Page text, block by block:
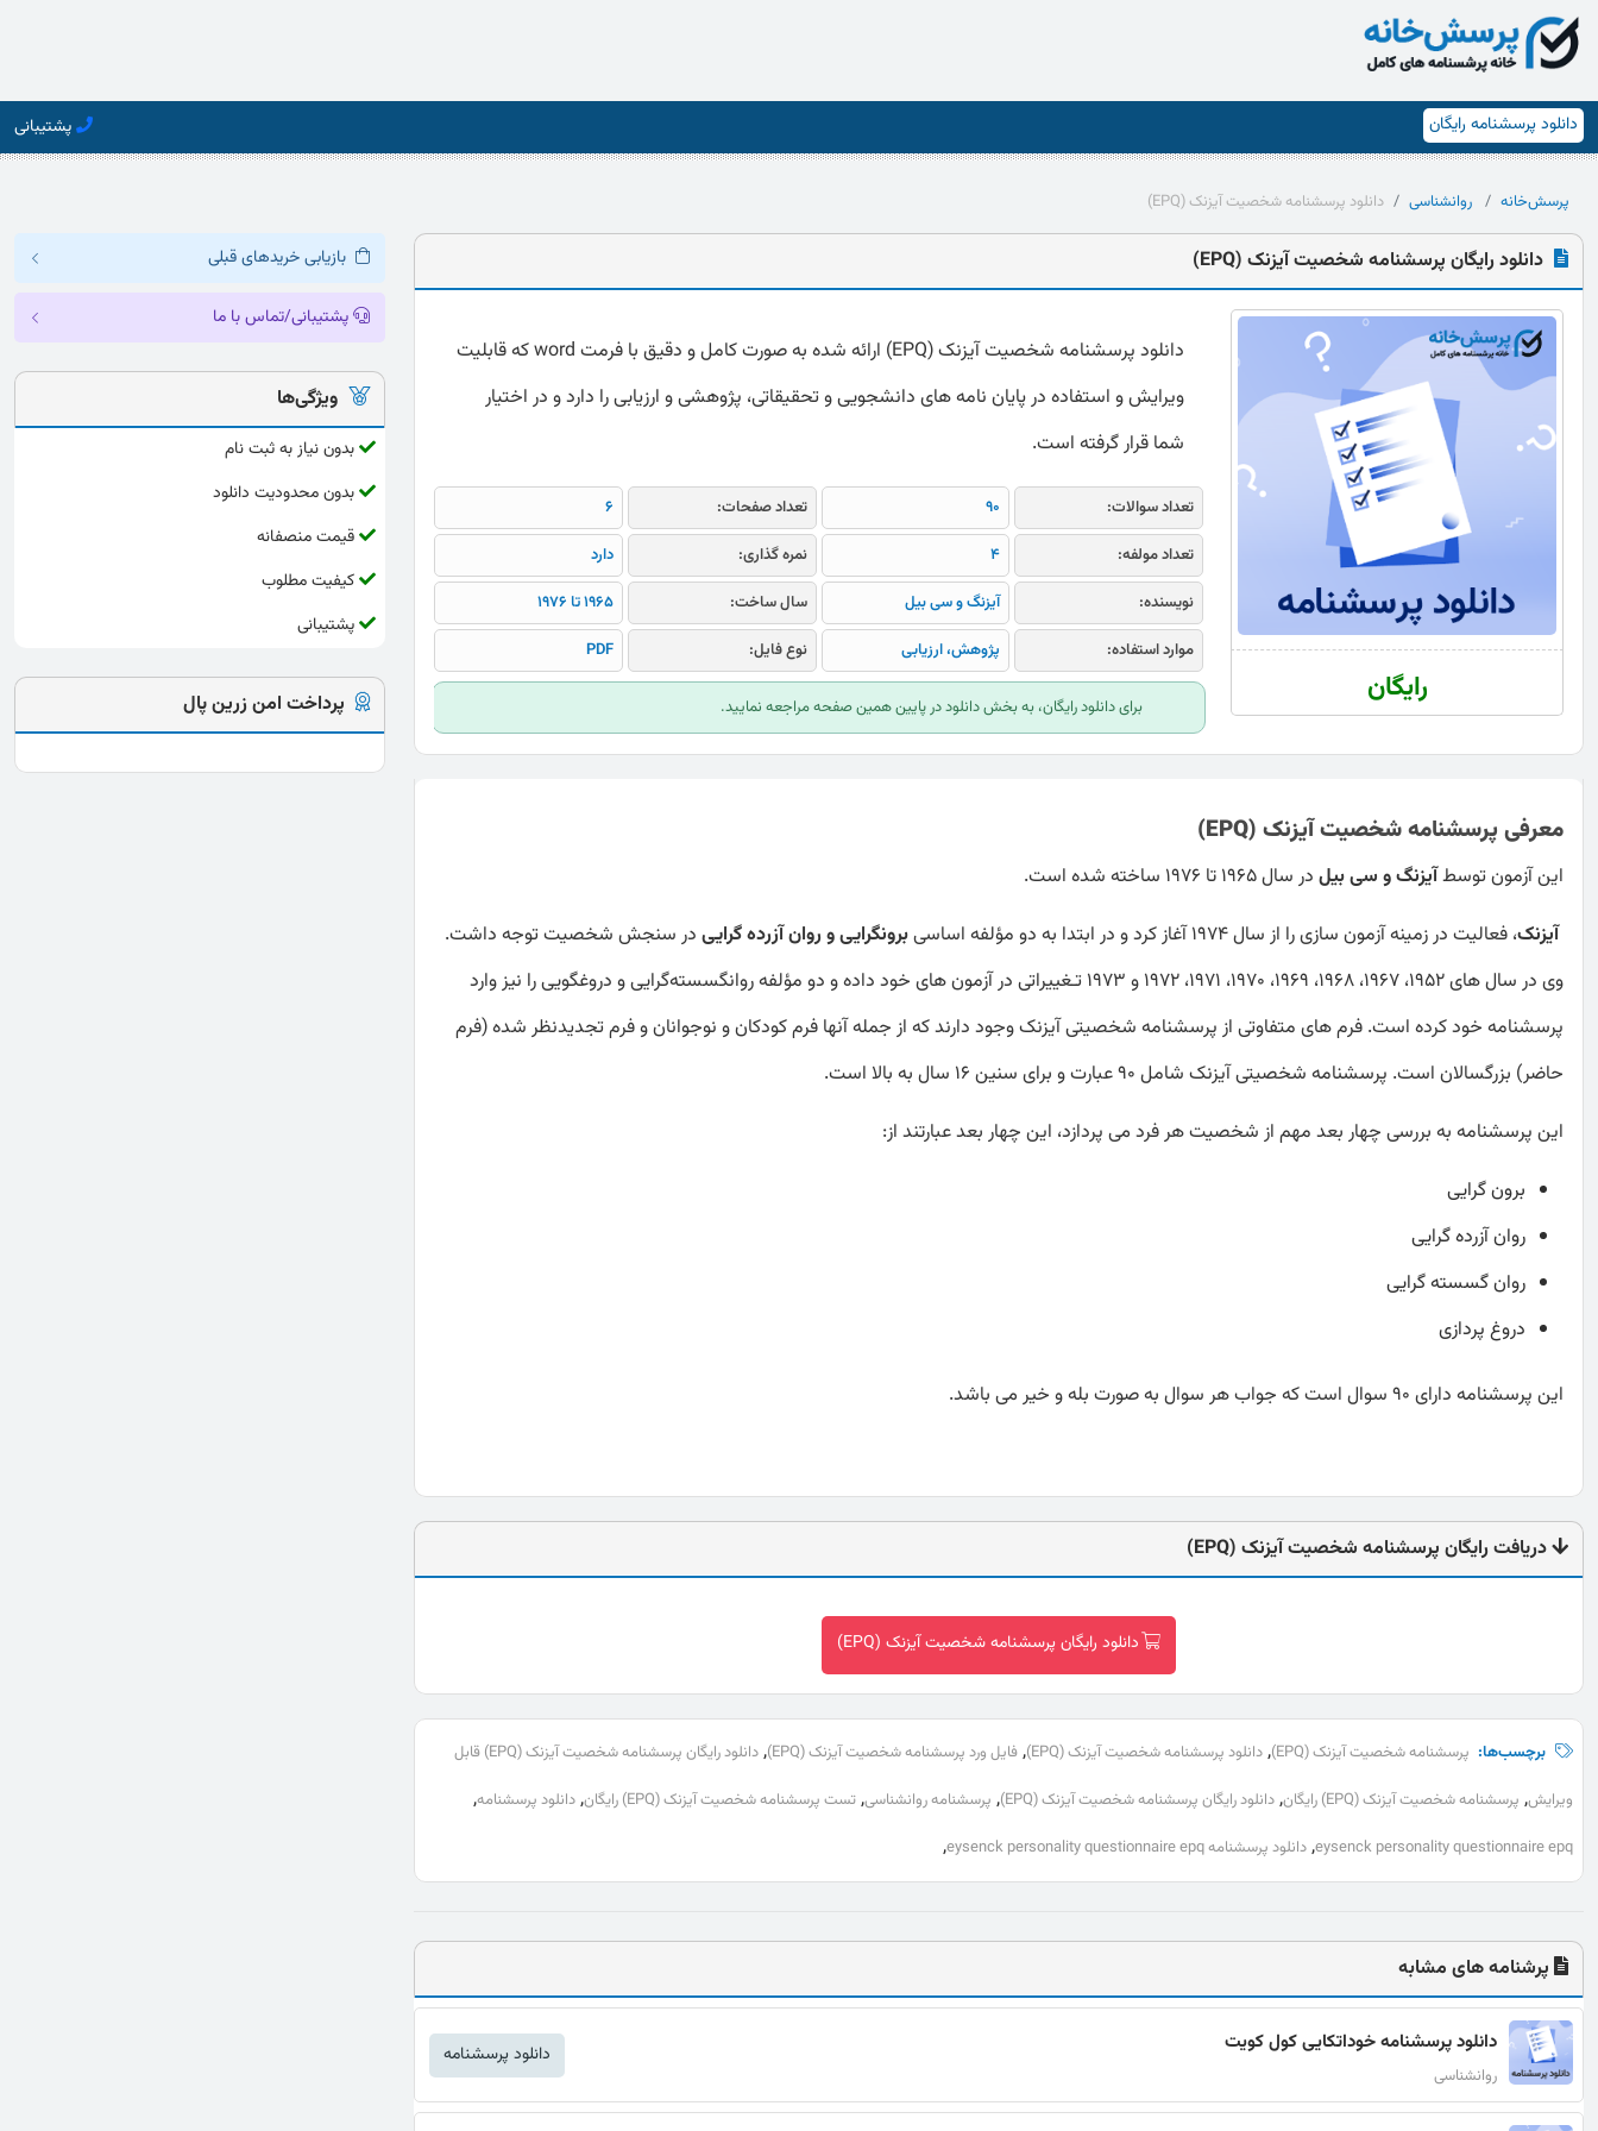
دانلود پرسشنامه رایگان پشتیبانی
پرسش‌خانه روانشناسی دانلود پرسشنامه شخصیت آیزنک (EPQ)
دانلود رایگان پرسشنامه شخصیت آیزنک (EPQ)
رایگان
دانلود پرسشنامه شخصیت آیزنک (EPQ) ارائه شده به صورت کامل و دقیق با فرمت word که قابلیت
ویرایش و استفاده در پایان نامه های دانشجویی و تحقیقاتی، پژوهشی و ارزیابی را دارد و در اختیار
شما قرار گرفته است.
تعداد سوالات: 90 تعداد صفحات:
6
تعداد مولفه:
4 نمره گذاری:
دارد
نویسنده:
آیزنگ و سی بیل سال ساخت:
1965 تا 1976
موارد استفاده:
پژوهش، ارزیابی نوع فایل: PDF
برای دانلود رایگان، به بخش دانلود در پایین همین صفحه مراجعه نمایید.
معرفی پرسشنامه شخصیت آیزنک (EPQ)
این آزمون توسطآیزنگ و سی بیلدر سال 1965 تا 1976 ساخته شده است.
آیزنک، فعالیت در زمینه آزمون ­سازی را از سال ۱۹۷۴ آغاز کرد و در ابتدا به دو مؤلفه­ اساسی برون­گرایی و روان ­آزرده­ گراییدر سنجش شخصیت توجه داشت.
وی در سال­ های ۱۹۵۲، ۱۹۶۷، ۱۹۶۸، ۱۹۶۹، ۱۹۷۰، ۱۹۷۱، ۱۹۷۲ و ۱۹۷۳ تـغییراتی در آزمون­ های خود داده و دو مؤلفه روان­گسسته‌­گرایی و دروغ­گویی را نیز وارد
پرسشنامه خود کرده است. فرم‌ های متفاوتی از پرسشنامه شخصیتی آیزنک وجود دارند که از جمله آنها فرم کودکان و نوجوانان و فرم تجدیدنظر شده (فرم
حاضر) بزرگسالان است. پرسشنامه شخصیتی آیزنک شامل ۹۰ عبارت و برای سنین ۱۶ سال به بالا است.
این پرسشنامه به بررسی چهار بعد مهم از شخصیت هر فرد می پردازد، این چهار بعد عبارتند از:
برون گرایی
روان آزرده گرایی
روان گسسته گرایی
دروغ پردازی
این پرسشنامه دارای 90 سوال است که جواب هر سوال به صورت بله و خیر می باشد.
دریافت رایگان پرسشنامه شخصیت آیزنک (EPQ)
دانلود رایگان پرسشنامه شخصیت آیزنک (EPQ)
برچسب‌ها: پرسشنامه شخصیت آیزنک (EPQ) , دانلود پرسشنامه شخصیت آیزنک (EPQ) , فایل ورد پرسشنامه شخصیت آیزنک (EPQ) ,
دانلود رایگان پرسشنامه شخصیت آیزنک (EPQ) قابل
ویرایش, پرسشنامه شخصیت آیزنک (EPQ) رایگان , دانلود رایگان پرسشنامه شخصیت آیزنک (EPQ) , پرسشنامه روانشناسی, تست پرسشنامه شخصیت آیزنک (EPQ) رایگان , دانلود پرسشنامه,
eysenck personality questionnaire epq
, دانلود پرسشنامه eysenck personality questionnaire epq ,
پرشنامه های مشابه
دانلود پرسشنامه خوداتکایی کول کویت
روانشناسی
دانلود پرسشنامه
بازیابی خریدهای قبلی
پشتیبانی/تماس با ما
ویژگی‌ها
بدون نیاز به ثبت نام
بدون محدودیت دانلود
قیمت منصفانه
کیفیت مطلوب
پشتیبانی
پرداخت امن زرین پال